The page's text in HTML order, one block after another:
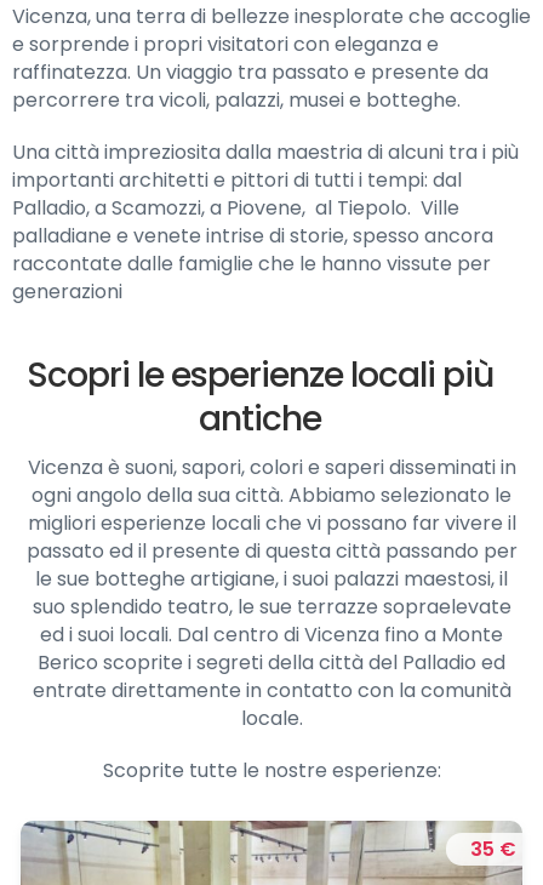
Vicenza, una terra di bellezze inesplorate che accoglie
e sorprende i propri visitatori con eleganza e
raffinatezza. Un viaggio tra passato e presente da
percorrere tra vicoli, palazzi, musei e botteghe.
Una città impreziosita dalla maestria di alcuni tra i più
importanti architetti e pittori di tutti i tempi: dal
Palladio, a Scamozzi, a Piovene, al Tiepolo. Ville
palladiane e venete intrise di storie, spesso ancora
raccontate dalle famiglie che le hanno vissute per
generazioni
Scopri le esperienze locali più
antiche
Vicenza è suoni, sapori, colori e saperi disseminati in
ogni angolo della sua città. Abbiamo selezionato le
migliori esperienze locali che vi possano far vivere il
passato ed il presente di questa città passando per
le sue botteghe artigiane, i suoi palazzi maestosi, il
suo splendido teatro, le sue terrazze sopraelevate
ed i suoi locali. Dal centro di Vicenza fino a Monte
Berico scoprite i segreti della città del Palladio ed
entrate direttamente in contatto con la comunità
locale.
Scoprite tutte le nostre esperienze:
35 €